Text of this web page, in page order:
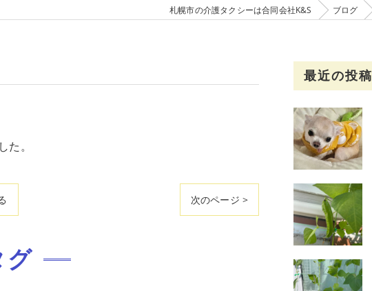
札幌市の介護タクシーは合同会社K&S ブログ
。
次のページ >
グ
最近の投稿